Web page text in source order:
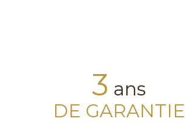
3 ans
DE GARANTIE